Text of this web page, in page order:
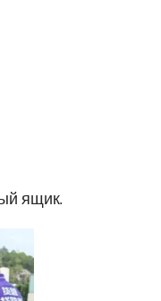
ящик.